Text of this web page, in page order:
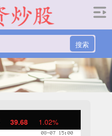
搜索
39.68 1.02%